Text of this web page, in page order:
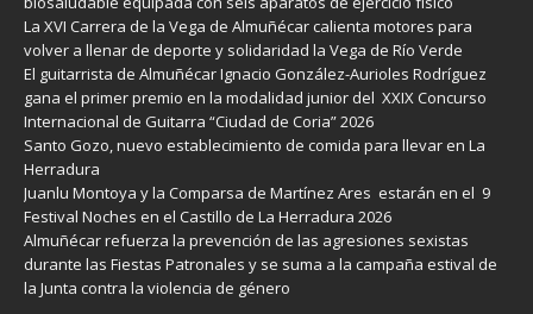
La XVI Carrera de la Vega de Almuñécar calienta motores para
volver a llenar de deporte y solidaridad la Vega de Río Verde
El guitarrista de Almuñécar Ignacio González-Aurioles Rodríguez
gana el primer premio en la modalidad junior del XXIX Concurso
Internacional de Guitarra “Ciudad de Coria” 2026
Santo Gozo, nuevo establecimiento de comida para llevar en La
Herradura
Juanlu Montoya y la Comparsa de Martínez Ares estarán en el 9
Festival Noches en el Castillo de La Herradura 2026
Almuñécar refuerza la prevención de las agresiones sexistas
durante las Fiestas Patronales y se suma a la campaña estival de
la Junta contra la violencia de género